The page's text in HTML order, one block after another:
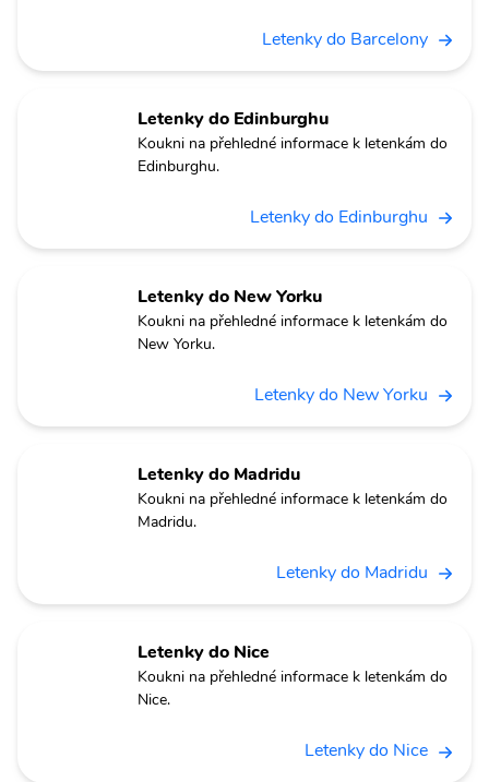
Letenky do Barcelony
Letenky do Edinburghu
Koukni na přehledné informace k letenkám do
Edinburghu.
Letenky do Edinburghu
Letenky do New Yorku
Koukni na přehledné informace k letenkám do
New Yorku.
Letenky do New Yorku
Letenky do Madridu
Koukni na přehledné informace k letenkám do
Madridu.
Letenky do Madridu
Letenky do Nice
Koukni na přehledné informace k letenkám do
Nice.
Letenky do Nice